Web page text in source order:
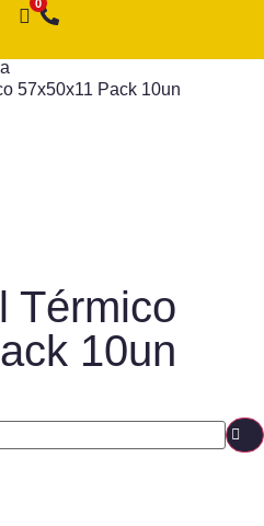
57x50x11 Pack 10un
Térmico
10un